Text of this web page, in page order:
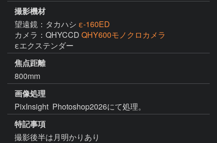
撮影機材
望遠鏡：タカハシ ε-160ED
カメラ：QHYCCD QHY600モノクロカメラ
εエクステンダー
焦点距離
800mm
画像処理
PixInsight  Photoshop2026にて処理。
特記事項
撮影後半は月明かりあり